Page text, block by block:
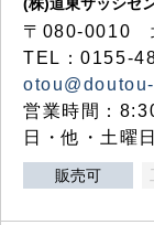
〒080-0010
TEL：0155-
営業時間：
日・他・土曜
販売可